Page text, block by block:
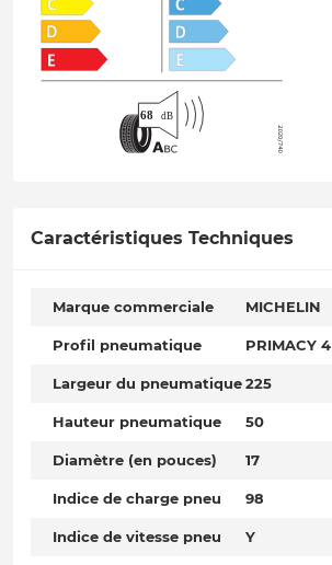
Caractéristiques Techniques
Marque commerciale MICHELIN
Profil pneumatique PRIMACY 4
Largeur du pneumatique225
Hauteur pneumatique 50
Diamètre (en pouces) 17
Indice de charge pneu 98
Indice de vitesse pneu Y